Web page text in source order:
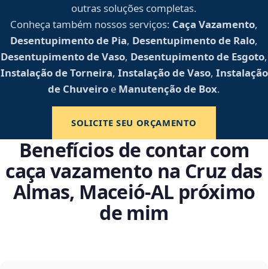
outras soluções completas.
Conheça também nossos serviços: Caça Vazamento,
Desentupimento de Pia, Desentupimento de Ralo,
Desentupimento de Vaso, Desentupimento de Esgoto,
Instalação de Torneira, Instalação de Vaso, Instalação
de Chuveiro e Manutenção de Box.
SOLICITE SEU ORÇAMENTO
Benefícios de contar com
caça vazamento na Cruz das
Almas, Maceió‑AL próximo
de mim